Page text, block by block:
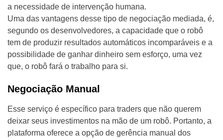
a necessidade de intervenção humana.
Uma das vantagens desse tipo de negociação mediada, é,
segundo os desenvolvedores, a capacidade que o robô
tem de produzir resultados automáticos incomparáveis e a
possibilidade de ganhar dinheiro sem esforço, uma vez
que, o robô fará o trabalho para si.
Negociação Manual
Esse serviço é específico para traders que não querem
deixar seus investimentos na mão de um robô. Portanto, a
plataforma oferece a opção de gerência manual dos